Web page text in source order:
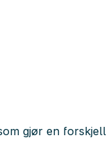
gjør en forskjell